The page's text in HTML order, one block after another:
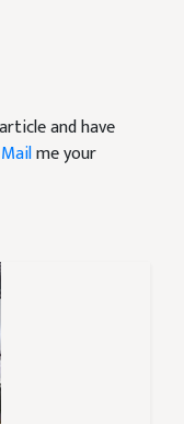
and have
Mailme your